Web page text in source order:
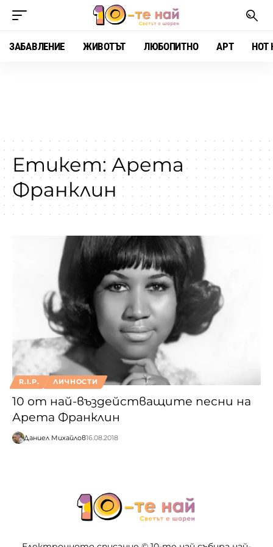
ЗАБАВЛЕНИЕ ЖИВОТЪТ ЛЮБОПИТНО АРТ HOT
Етикет: Арета
Франклин
R.I.P. ЛИЧНОСТИ
10 от най-въздействащите песни на
Арета Франклин
Даниел Михайлов16.08.2018